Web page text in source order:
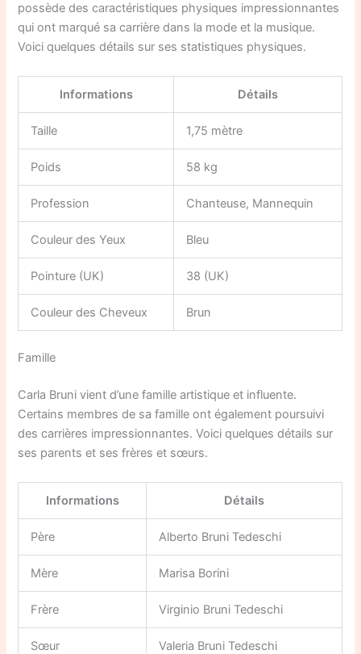
possède des caractéristiques physiques impressionnantes
qui ont marqué sa carrière dans la mode et la musique.
Voici quelques détails sur ses statistiques physiques.
Informations Détails
Taille 1,75 mètre
Poids 58 kg
Profession Chanteuse, Mannequin
Couleur des Yeux Bleu
Pointure (UK) 38 (UK)
Couleur des Cheveux Brun
Famille
Carla Bruni vient d’une famille artistique et influente.
Certains membres de sa famille ont également poursuivi
des carrières impressionnantes. Voici quelques détails sur
ses parents et ses frères et sœurs.
Informations Détails
Père Alberto Bruni Tedeschi
Mère Marisa Borini
Frère Virginio Bruni Tedeschi
Sœur Valeria Bruni Tedeschi